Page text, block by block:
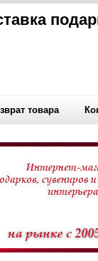
товара